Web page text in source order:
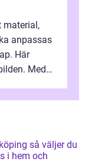
material,
anpassas
Här
Med
väljer du
i hem och